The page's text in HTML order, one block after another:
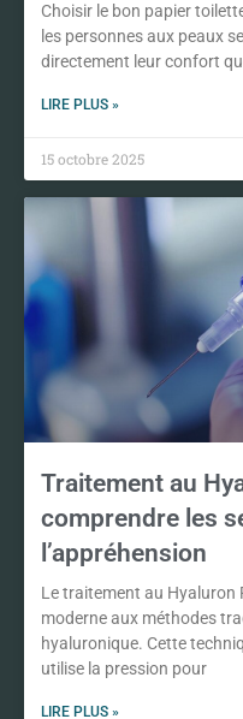
Choisir le bon papier
les personnes aux peaux
directement leur confort
LIRE PLUS »
15 octobre 2025
Traitement au
comprendre les
l’appréhension
Le traitement au Hyaluron
moderne aux méthodes
hyaluronique. Cette
utilise la pression pour
LIRE PLUS »